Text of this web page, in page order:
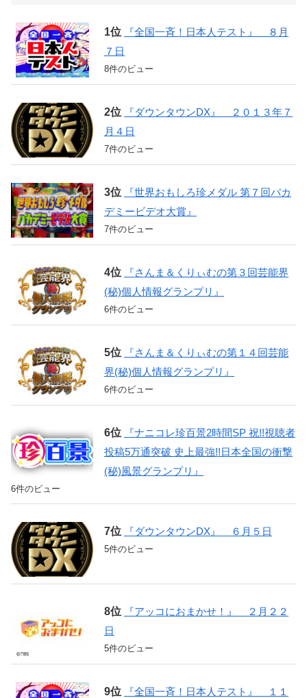
『全国一斉！日本人テスト』 ８月
７日
8件のビュー
『ダウンタウンDX』 ２０１３年７
月４日
7件のビュー
『世界おもしろ珍メダル 第７回バカ
デミービデオ大賞』
7件のビュー
『さんま＆くりぃむの第３回芸能界
(秘)個人情報グランプリ』
6件のビュー
『さんま＆くりぃむの第１４回芸能
界(秘)個人情報グランプリ』
6件のビュー
『ナニコレ珍百景2時間SP 祝!!視聴者
投稿5万通突破 史上最強!!日本全国の衝撃
(秘)風景グランプリ』
6件のビュー
『ダウンタウンDX』 ６月５日
5件のビュー
『アッコにおまかせ！』 ２月２２
日
5件のビュー
『全国一斉！日本人テスト』 １１